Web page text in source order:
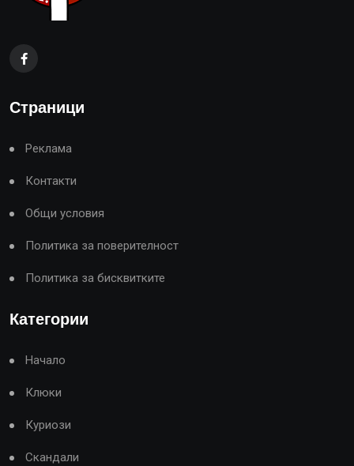
Страници
Реклама
Контакти
Общи условия
Политика за поверителност
Политика за бисквитките
Категории
Начало
Клюки
Куриози
Скандали